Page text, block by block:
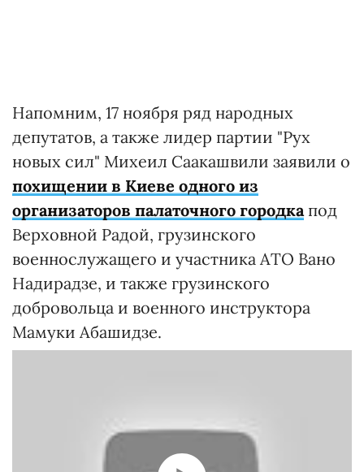
Напомним, 17 ноября ряд народных
депутатов, а также лидер партии "Рух
новых сил" Михеил Саакашвили заявили о
похищении в Киеве одного из
организаторов палаточного городкапод
Верховной Радой, грузинского
военнослужащего и участника АТО Вано
Надирадзе, и также грузинского
добровольца и военного инструктора
Мамуки Абашидзе.